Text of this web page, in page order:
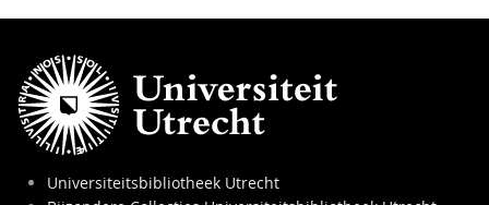
Universiteitsbibliotheek Utrecht